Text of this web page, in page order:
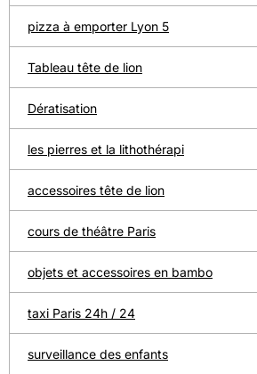
pizza à emporter Lyon 5
Tableau tête de lion
Dératisation
les pierres et la lithothérapi
accessoires tête de lion
cours de théâtre Paris
objets et accessoires en bambo
taxi Paris 24h / 24
surveillance des enfants